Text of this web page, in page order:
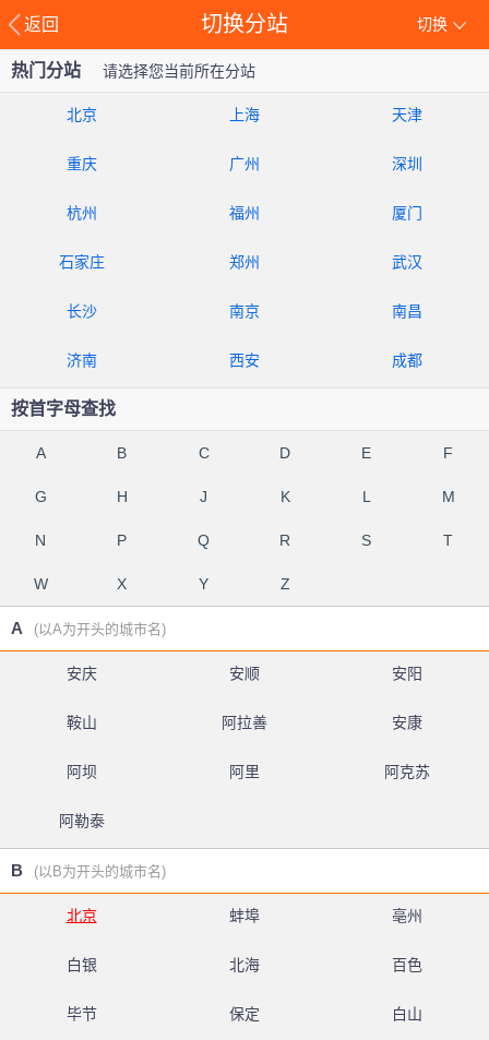
返回 切换
切换分站
热门分站 请选择您当前所在分站
北京 上海 天津
重庆 广州 深圳
杭州 福州 厦门
石家庄 郑州 武汉
长沙 南京 南昌
济南 西安 成都
按首字母查找
A B C D E F
G H J K L M
N P Q R S T
W X Y Z
A (以A为开头的城市名)
安庆 安顺 安阳
鞍山 阿拉善 安康
阿坝 阿里 阿克苏
阿勒泰
B (以B为开头的城市名)
北京 蚌埠 亳州
白银 北海 百色
毕节 保定 白山